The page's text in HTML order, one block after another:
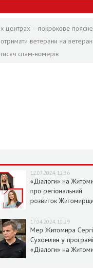
центрах – покрокове
ветерани на
спам-номерів
12.07.2024, 12:36
«Діалоги» на
про регіональний
розвиток
17.04.2024, 10:29
Мер Житомира
Сухомлин у програмі
«Діалоги» на